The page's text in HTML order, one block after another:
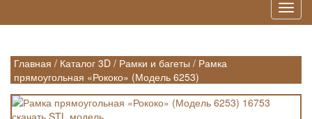
Главная / Каталог 3D / Рамки и багеты / Рамка
прямоугольная «Рококо» (Модель 6253)